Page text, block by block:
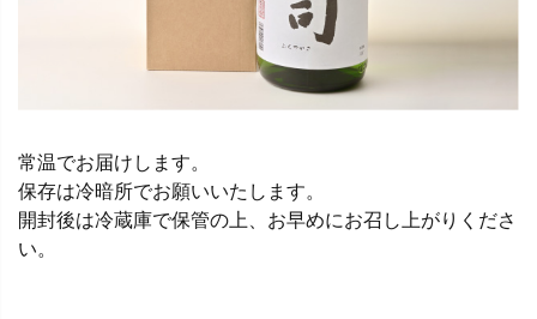
常温でお届けします。
保存は冷暗所でお願いいたします。
開封後は冷蔵庫で保管の上、お早めにお召し上がりくださ
い。